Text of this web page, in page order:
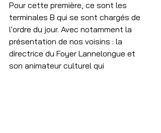
Pour cette première, ce sont les
terminales B qui se sont chargés de
l'ordre du jour. Avec notamment la
présentation de nos voisins : la
directrice du Foyer Lannelongue et
son animateur culturel qui